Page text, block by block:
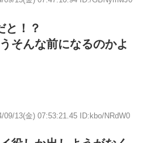
と！？
そんな前になるのかよ
09/13(金) 07:53:21.45 ID:kbo/NRdW0